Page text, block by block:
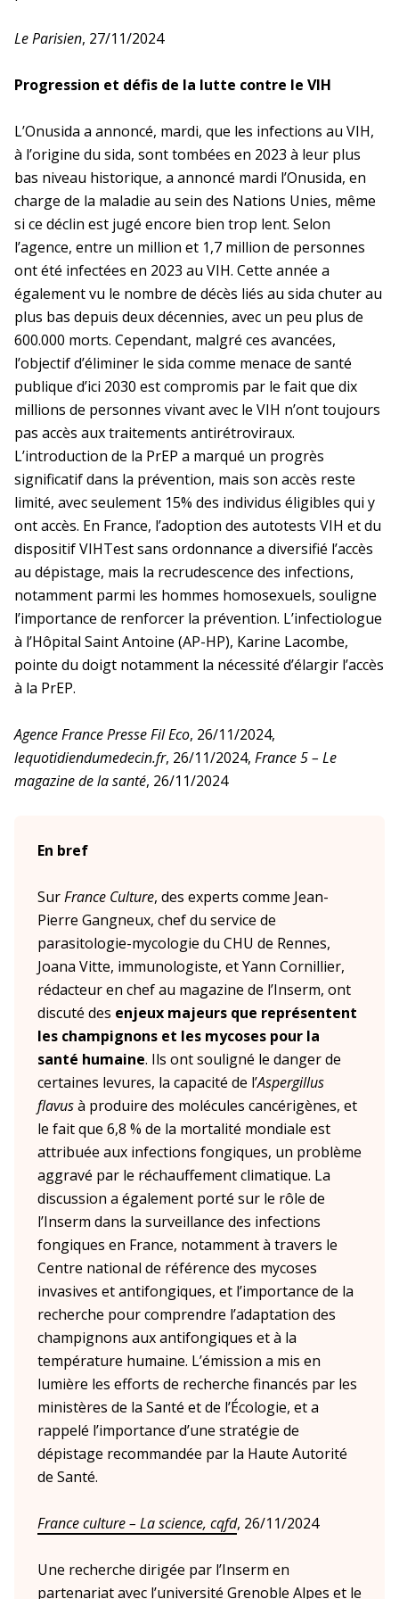
Mobilité interne des chercheurs
d’activité
Mobilité interne des ingénieurs et
techniciens
Mobilité externe des chercheurs et des
Poursuivre sa carrière hors de
l’Inserm
Mobilité internationale Venir en France,
partir à l'étranger
(Caes)
Politique sociale et formation
Commission nationale de politique
sociale (CNPS)
Commission nationale de formation
(CNF)
Instances ministérielles
CneserConseil national de
l'enseignement supérieur et de la
recherche
Décisions
Décisions relatives à l’organisation de
Décisions relatives aux unités depuis
2009
En bref
Occitanie Pyrénées
La DR Occitanie Pyrénées en
En pratiqueLa DR Occitanie Pyrénées
en bref
La prévention dans ma DR
Paca et Corse
En brefLa DR Paca et Corse en bref
En pratique
La prévention dans ma DR
En brefLa DR Paris-IDF Centre Est en
bref
En bref La DR Paris-IDF Centre Nord en
bref
La prévention dans ma DR
En brefLa DR Paris-IDF Sud en bref
La prévention dans ma DR
Siège
En brefLa DR Siège en bref
En pratique
La prévention dans ma DR
Collaborations internationales
bref
Projets de recherche internationaux
(PRI)
Tremplin international
Inserm-Indian Council for Medical
Research (ICMR)Appel à projets
Complications vasculaires du diabète
Inserm-Fonds de recherche du Québec
Inserm-Japan Society for the Promotion
of Science (JSPS)Appel à propositions
pour un séminaire conjoint en France en
2027
Inserm-National Science and
Technology Council (NSTC) de Taïwan
Programmes Mobilités exploratoires et
séminaires conjoints 2026
Appels Inserm/Iresp
L’utilisation secondaire
Préparation et conservation
Examens génétiques
Le transport de l’animal de laboratoire
L’état sanitaire de l’animal de laboratoire
Le devenir de l’animal
La qualification du personnel
Acquisition et validation des
compétences des personnels
Le certificat de capacité
Dispositif éthique et autorisation de
projet
Cadre éthique de la recherche animale
Conduire un projet utilisant des animaux
à des fins scientifiques
Groupe Organismes modèles et
ressources
Les principales bases de données
Le Système national des données de
santé (SNDS) base principale
Le Parisien, 27/11/2024
Progression et défis de la lutte contre le VIH
L’Onusida a annoncé, mardi, que les infections au VIH,
à l’origine du sida, sont tombées en 2023 à leur plus
bas niveau historique, a annoncé mardi l’Onusida, en
charge de la maladie au sein des Nations Unies, même
si ce déclin est jugé encore bien trop lent. Selon
l’agence, entre un million et 1,7 million de personnes
ont été infectées en 2023 au VIH. Cette année a
également vu le nombre de décès liés au sida chuter au
plus bas depuis deux décennies, avec un peu plus de
600.000 morts. Cependant, malgré ces avancées,
l’objectif d’éliminer le sida comme menace de santé
publique d’ici 2030 est compromis par le fait que dix
millions de personnes vivant avec le VIH n’ont toujours
pas accès aux traitements antirétroviraux.
L’introduction de la PrEP a marqué un progrès
significatif dans la prévention, mais son accès reste
limité, avec seulement 15% des individus éligibles qui y
ont accès. En France, l’adoption des autotests VIH et du
dispositif VIHTest sans ordonnance a diversifié l’accès
au dépistage, mais la recrudescence des infections,
notamment parmi les hommes homosexuels, souligne
l’importance de renforcer la prévention. L’infectiologue
à l’Hôpital Saint Antoine (AP-HP), Karine Lacombe,
pointe du doigt notamment la nécessité d’élargir l’accès
à la PrEP.
Agence France Presse Fil Eco, 26/11/2024,
lequotidiendumedecin.fr, 26/11/2024, France 5 – Le
magazine de la santé, 26/11/2024
En bref
SurFrance Culture, des experts comme Jean-
Pierre Gangneux, chef du service de
parasitologie-mycologie du CHU de Rennes,
Joana Vitte, immunologiste, et Yann Cornillier,
rédacteur en chef au magazine de l’Inserm, ont
discuté des enjeux majeurs que représentent
les champignons et les mycoses pour la
santé humaine. Ils ont souligné le danger de
certaines levures, la capacité de l’Aspergillus
flavusà produire des molécules cancérigènes, et
le fait que 6,8 % de la mortalité mondiale est
attribuée aux infections fongiques, un problème
aggravé par le réchauffement climatique. La
discussion a également porté sur le rôle de
l’Inserm dans la surveillance des infections
fongiques en France, notamment à travers le
Centre national de référence des mycoses
invasives et antifongiques, et l’importance de la
recherche pour comprendre l’adaptation des
champignons aux antifongiques et à la
température humaine. L’émission a mis en
lumière les efforts de recherche financés par les
ministères de la Santé et de l’Écologie, et a
rappelé l’importance d’une stratégie de
dépistage recommandée par la Haute Autorité
de Santé.
France culture – La science, cqfd, 26/11/2024
Une recherche dirigée par l’Inserm en
partenariat avec l’université Grenoble Alpes et le